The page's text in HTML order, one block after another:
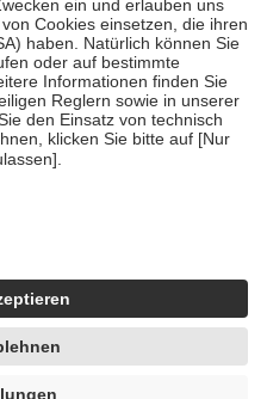
vollendeten 18. Lebensjahr
Früherkennung, die von der
sich um echte Bewertungen
4419944605341
Zuhilfenahme künstlicher